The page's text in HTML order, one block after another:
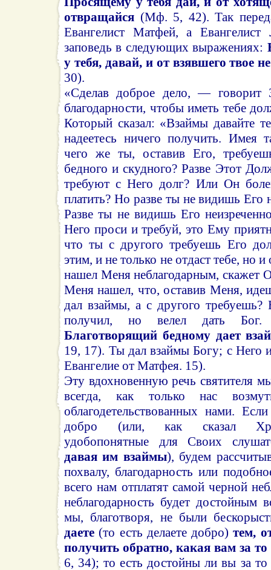
отвращайся (Мф. 5, 42). Так
Евангелист Матфей, а
заповедь в следующих выражениях:
у тебя, давай, и от взявшего твое
30).
«Сделав доброе дело, —
благодарности, чтобы иметь тебе
Который сказал: «Взаймы давайте
надеетесь ничего получить. Имея
чего же ты, оставив Его,
бедного и скудного? Разве Этот
требуют с Него долг? Или Он
платить? Но разве ты не видишь Его
Разве ты не видишь Его
Него проси и требуй, это Ему
что ты с другого требуешь Его
этим, и не только не отдаст тебе, но
нашел Меня неблагодарным, скажет
Меня нашел, что, оставив Меня,
дал взаймы, а с другого требуешь?
получил, но велел дать
Благотворящий бедному дает
19, 17). Ты дал взаймы Богу; с Него
Евангелие от Матфея. 15).
Эту вдохновенную речь святителя
всегда, как только нас
облагодетельствованных нами.
добро (или, как сказал
удобопонятные для Своих
давая им взаймы), будем
похвалу, благодарность или
всего нам отплатят самой черной
неблагодарность будет достойным
мы, благотворя, не были
даете (то есть делаете добро)тем,
получить обратно, какая вам за то
6, 34); то есть достойны ли вы за